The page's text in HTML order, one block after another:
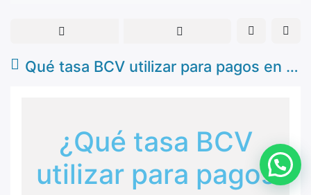
Qué tasa BCV utilizar para pagos en fines de semana?
¿Qué tasa BCV
utilizar para pagos